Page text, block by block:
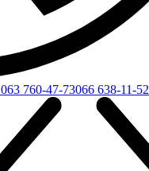
063 760-47-73066 638-11-52